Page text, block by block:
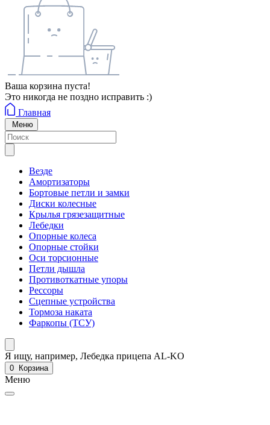
Ваша корзина пуста!
Это никогда не поздно исправить :)
Главная
Меню
Везде
Амортизаторы
Бортовые петли и замки
Диски колесные
Крылья грязезащитные
Лебедки
Опорные колеса
Опорные стойки
Оси торсионные
Петли дышла
Противоткатные упоры
Рессоры
Сцепные устройства
Тормоза наката
Фаркопы (ТСУ)
Я ищу, например, Лебедка прицепа AL-KO
0 Корзина
Меню